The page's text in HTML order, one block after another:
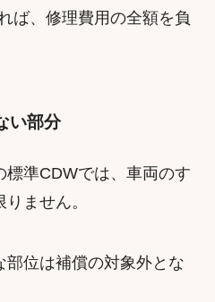
ば、修理費用の全額を負
い部分
標準CDWでは、車両のす
ません。
位は補償の対象外とな